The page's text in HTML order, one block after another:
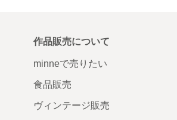
作品販売について
minneで売りたい
食品販売
ヴィンテージ販売